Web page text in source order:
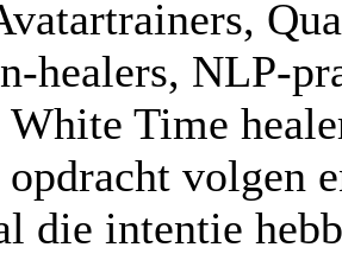
healers, NLP-
Time
volgen
die intentie